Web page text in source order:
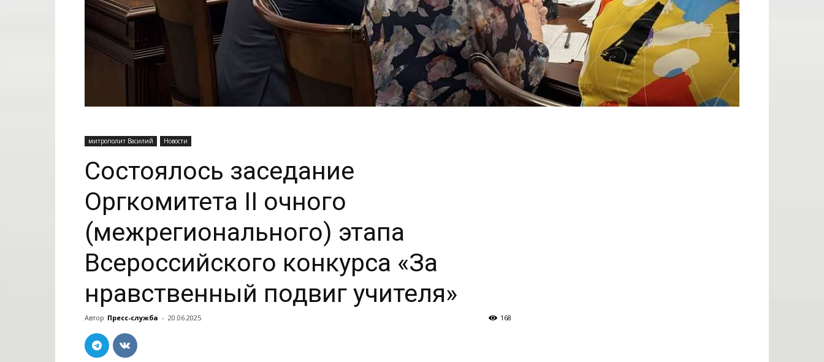
митрополит Василий Новости
Состоялось заседание
Оргкомитета II очного
(межрегионального) этапа
Всероссийского конкурса «За
нравственный подвиг учителя»
Автор Пресс-служба - 20.06.2025 168